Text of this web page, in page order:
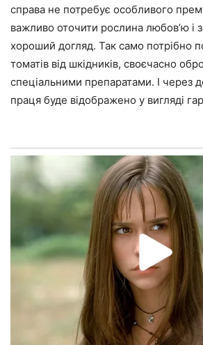
справа не потребує особливого
важливо оточити рослина любов’ю і
хороший догляд. Так само потрібно
томатів від шкідників, своєчасно
спеціальними препаратами. І через
праця буде відображено у вигляді